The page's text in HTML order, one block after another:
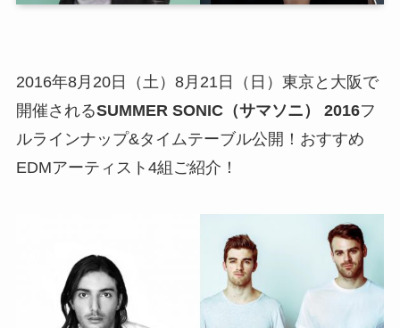
2016年8月20日（土）8月21日（日）東京と大阪で
開催されるSUMMER SONIC（サマソニ） 2016フ
ルラインナップ&タイムテーブル公開！おすすめ
EDMアーティスト4組ご紹介！